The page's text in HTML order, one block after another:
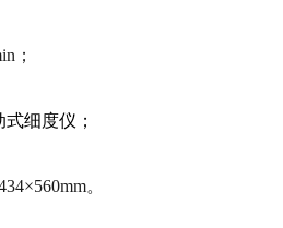
；
式细度仪 ；
。